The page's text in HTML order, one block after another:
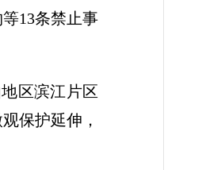
13条禁止事
区滨江片区
保护延伸，